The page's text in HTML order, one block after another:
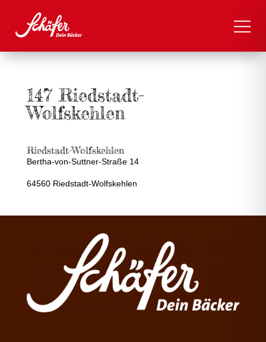
147 Riedstadt-
Wolfskehlen
Riedstadt-Wolfskehlen
Bertha-von-Suttner-Straße 14
64560 Riedstadt-Wolfskehlen